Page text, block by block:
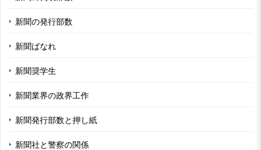
新聞の発行部数
新聞ばなれ
新聞奨学生
新聞業界の政界工作
新聞発行部数と押し紙
新聞社と警察の関係